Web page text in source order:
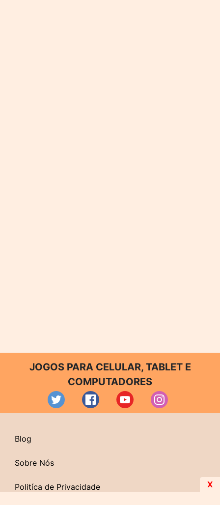
JOGOS PARA CELULAR, TABLET E
COMPUTADORES
Blog
Sobre Nós
Politíca de Privacidade X